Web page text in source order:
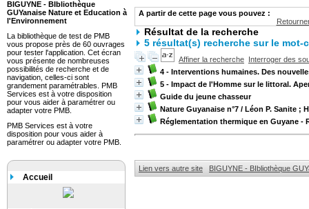
A partir de cette page vous pouvez :
Résultat de la recherche
5 résultat(s) recherche sur le mot-
Affiner la recherche Interroger des
4 - Interventions humaines. Des
5 - Impact de l'Homme sur le littoral.
Guide du jeune chasseur
Nature Guyanaise n°7 / Léon P. Sanite ;
Réglementation thermique en Guyane -
Lien vers autre site BIGUYNE - BIbliothèque
BIGUYNE - BIbliothèque
GUYanaise Nature et Education à
l'Environnement
La bibliothèque de test de PMB
vous propose près de 60 ouvrages
pour tester l'application. Cet écran
vous présente de nombreuses
possibilités de recherche et de
navigation, celles-ci sont
grandement paramétrables. PMB
Services est à votre disposition
pour vous aider à paramétrer ou
adapter votre PMB.
PMB Services est à votre
disposition pour vous aider à
paramétrer ou adapter votre PMB.
Accueil